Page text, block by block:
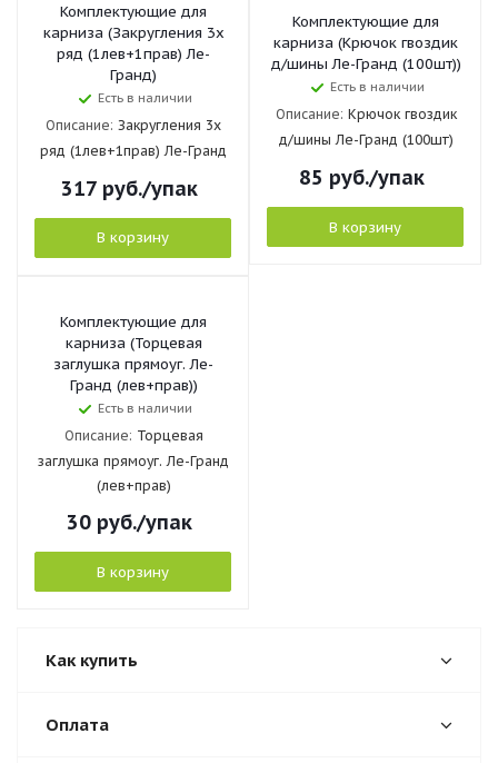
Комплектующие для
карниза (Закругления 3х
ряд (1лев+1прав) Ле-
Гранд)
Есть в наличии
Описание: Закругления 3х
ряд (1лев+1прав) Ле-Гранд
317 руб./упак
В корзину
Комплектующие для
карниза (Крючок гвоздик
д/шины Ле-Гранд (100шт))
Есть в наличии
Описание: Крючок гвоздик
д/шины Ле-Гранд (100шт)
85 руб./упак
В корзину
Комплектующие для
карниза (Торцевая
заглушка прямоуг. Ле-
Гранд (лев+прав))
Есть в наличии
Описание: Торцевая
заглушка прямоуг. Ле-Гранд
(лев+прав)
30 руб./упак
В корзину
Как купить
Оплата